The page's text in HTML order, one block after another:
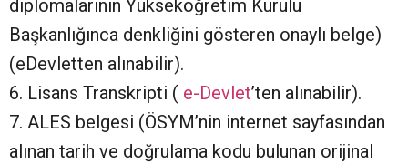
diplomalarının Yükseköğretim Kurulu
Başkanlığınca denkliğini gösteren onaylı belge)
(eDevletten alınabilir).
6. Lisans Transkripti ( e-Devlet’ten alınabilir).
7. ALES belgesi (ÖSYM’nin internet sayfasından
alınan tarih ve doğrulama kodu bulunan orijinal